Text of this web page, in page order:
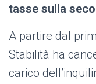
tasse sulla
A partire dal
Stabilità ha
carico